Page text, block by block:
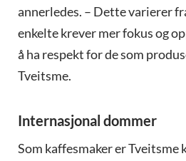
annerledes. – Dette varierer
enkelte krever mer fokus og
å ha respekt for de som
Tveitsme.
Internasjonal dommer
Som kaffesmaker er Tveitsme